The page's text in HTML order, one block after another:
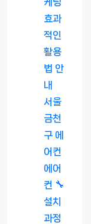
효과
적인
활용
법 안
내
서울
금천
구 에
어컨
에어
컨 🔧
설치
과정